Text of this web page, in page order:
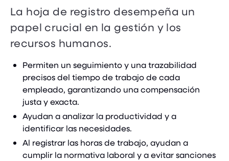
La hoja de registro desempeña un
papel crucial en la gestión y los
recursos humanos.
Permiten un seguimiento y una trazabilidad
precisos del tiempo de trabajo de cada
empleado, garantizando una compensación
justa y exacta.
Ayudan a analizar la productividad y a
identificar las necesidades.
Al registrar las horas de trabajo, ayudan a
cumplir la normativa laboral y a evitar sanciones